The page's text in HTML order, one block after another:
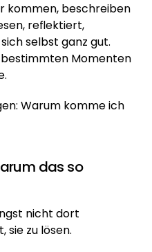
kommen, beschreiben
reflektiert,
selbst ganz gut.
Momenten
Warum komme ich
das so
nicht dort
sie zu lösen.